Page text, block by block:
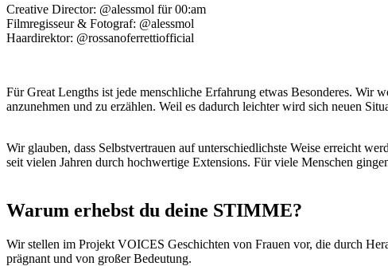
Creative Director: @alessmol für 00:am
Filmregisseur & Fotograf: @alessmol
Haardirektor: @rossanoferrettiofficial
Für Great Lengths ist jede menschliche Erfahrung etwas Besonderes. Wir
anzunehmen und zu erzählen. Weil es dadurch leichter wird sich neuen
Wir glauben, dass Selbstvertrauen auf unterschiedlichste Weise erreicht
seit vielen Jahren durch hochwertige Extensions. Für viele Menschen
Warum erhebst du deine STIMME?
Wir stellen im Projekt VOICES Geschichten von Frauen vor, die durch
prägnant und von großer Bedeutung.